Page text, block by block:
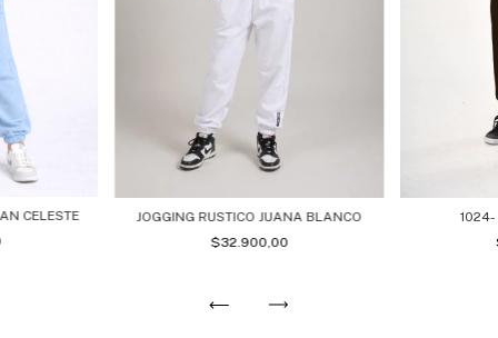
CELESTE
JOGGING RUSTICO JUANA BLANCO
$32.900,00
1024-